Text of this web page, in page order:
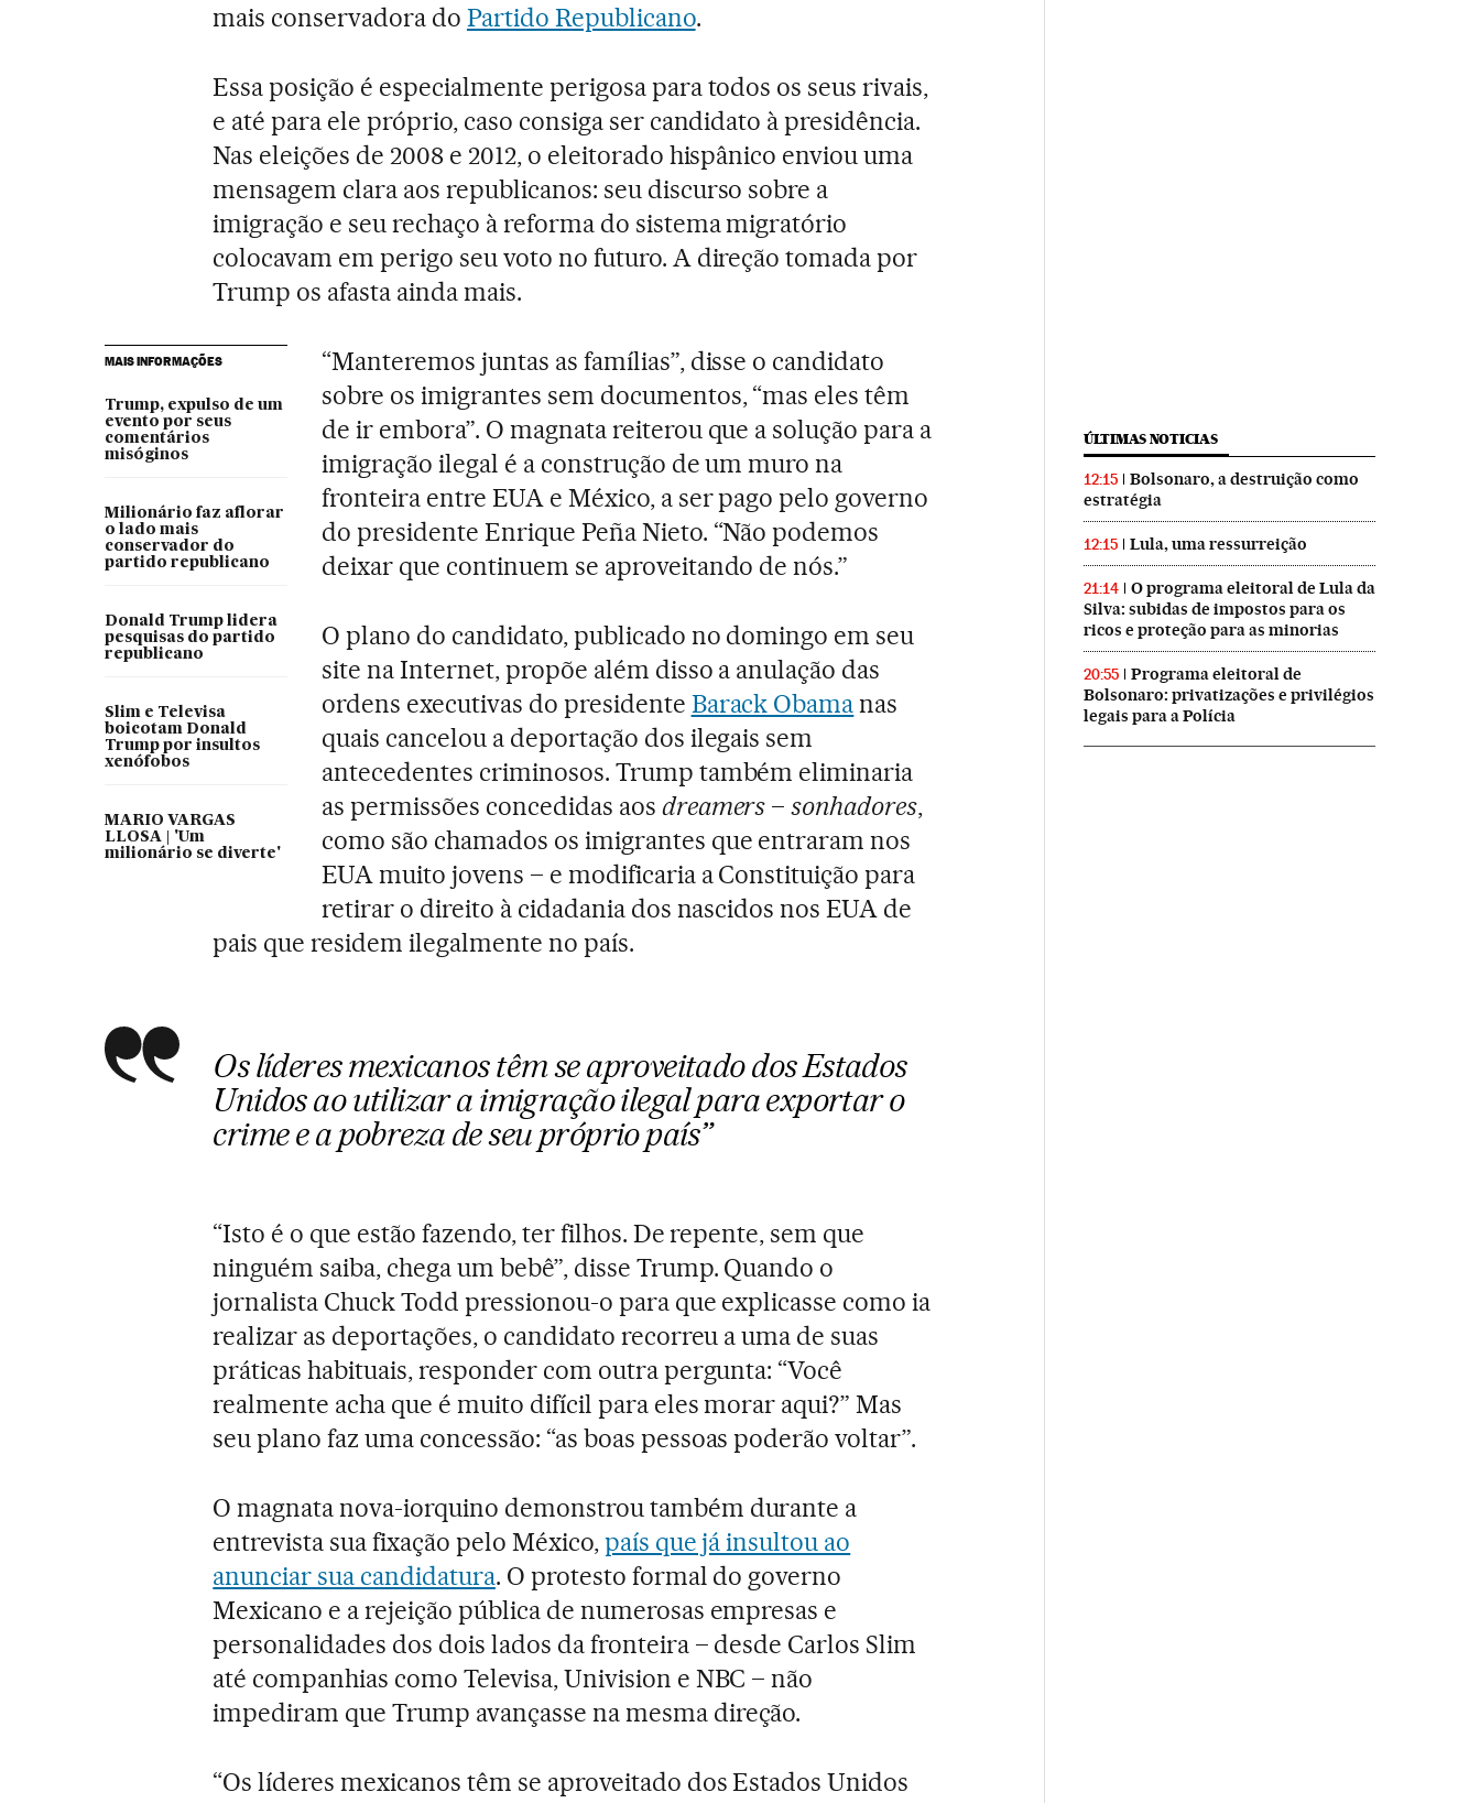
mais conservadora do Partido Republicano.
Essa posição é especialmente perigosa para todos os seus rivais,
e até para ele próprio, caso consiga ser candidato à presidência.
Nas eleições de 2008 e 2012, o eleitorado hispânico enviou uma
mensagem clara aos republicanos: seu discurso sobre a
imigração e seu rechaço à reforma do sistema migratório
colocavam em perigo seu voto no futuro. A direção tomada por
Trump os afasta ainda mais.
MAIS INFORMAÇÕES
Trump, expulso de um
evento por seus
comentários
misóginos
Milionário faz aflorar
o lado mais
conservador do
partido republicano
Donald Trump lidera
pesquisas do partido
republicano
Slim e Televisa
boicotam Donald
Trump por insultos
xenófobos
MARIO VARGAS
LLOSA | 'Um
milionário se diverte'
“Manteremos juntas as famílias”, disse o candidato
sobre os imigrantes sem documentos, “mas eles têm
de ir embora”. O magnata reiterou que a solução para a
imigração ilegal é a construção de um muro na
fronteira entre EUA e México, a ser pago pelo governo
do presidente Enrique Peña Nieto. “Não podemos
deixar que continuem se aproveitando de nós.”
O plano do candidato, publicado no domingo em seu
site na Internet, propõe além disso a anulação das
ordens executivas do presidente Barack Obamanas
quais cancelou a deportação dos ilegais sem
antecedentes criminosos. Trump também eliminaria
as permissões concedidas aos dreamers –sonhadores,
como são chamados os imigrantes que entraram nos
EUA muito jovens – e modificaria a Constituição para
retirar o direito à cidadania dos nascidos nos EUA de
pais que residem ilegalmente no país.
Os líderes mexicanos têm se aproveitado dos Estados
Unidos ao utilizar a imigração ilegal para exportar o
crime e a pobreza de seu próprio país”
“Isto é o que estão fazendo, ter filhos. De repente, sem que
ninguém saiba, chega um bebê”, disse Trump. Quando o
jornalista Chuck Todd pressionou-o para que explicasse como ia
realizar as deportações, o candidato recorreu a uma de suas
práticas habituais, responder com outra pergunta: “Você
realmente acha que é muito difícil para eles morar aqui?” Mas
seu plano faz uma concessão: “as boas pessoas poderão voltar”.
O magnata nova-iorquino demonstrou também durante a
entrevista sua fixação pelo México,país que já insultou ao
anunciar sua candidatura. O protesto formal do governo
Mexicano e a rejeição pública de numerosas empresas e
personalidades dos dois lados da fronteira – desde Carlos Slim
até companhias como Televisa, Univision e NBC – não
impediram que Trump avançasse na mesma direção.
“Os líderes mexicanos têm se aproveitado dos Estados Unidos
ÚLTIMAS NOTICIAS
12:15
Bolsonaro, a destruição como
estratégia
12:15 Lula, uma ressurreição
21:14
O programa eleitoral de Lula da
Silva: subidas de impostos para os
ricos e proteção para as minorias
20:55
Programa eleitoral de
Bolsonaro: privatizações e privilégios
legais para a Polícia